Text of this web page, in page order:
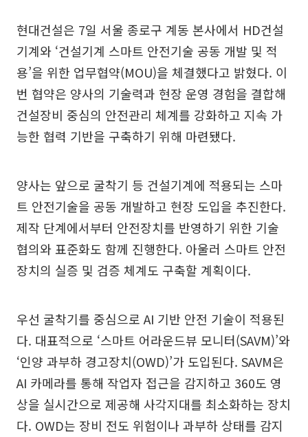
현대건설은 7일 서울 종로구 계동 본사에서 HD건설
기계와 ‘건설기계 스마트 안전기술 공동 개발 및 적
용’을 위한 업무협약(MOU)을 체결했다고 밝혔다. 이
번 협약은 양사의 기술력과 현장 운영 경험을 결합해
건설장비 중심의 안전관리 체계를 강화하고 지속 가
능한 협력 기반을 구축하기 위해 마련됐다.
양사는 앞으로 굴착기 등 건설기계에 적용되는 스마
트 안전기술을 공동 개발하고 현장 도입을 추진한다.
제작 단계에서부터 안전장치를 반영하기 위한 기술
협의와 표준화도 함께 진행한다. 아울러 스마트 안전
장치의 실증 및 검증 체계도 구축할 계획이다.
우선 굴착기를 중심으로 AI 기반 안전 기술이 적용된
다. 대표적으로 ‘스마트 어라운드뷰 모니터(SAVM)’와
‘인양 과부하 경고장치(OWD)’가 도입된다. SAVM은
AI 카메라를 통해 작업자 접근을 감지하고 360도 영
상을 실시간으로 제공해 사각지대를 최소화하는 장치
다. OWD는 장비 전도 위험이나 과부하 상태를 감지